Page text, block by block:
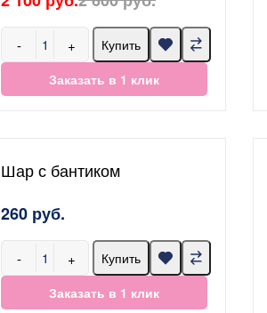
- +
Купить
Заказать в 1 клик
Шар с бантиком
260 руб.
- +
Купить
Заказать в 1 клик